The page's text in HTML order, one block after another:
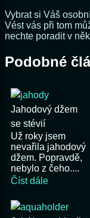
Vybrat si Váš
Vést vás při tom
nechte poradit v
Podobné
Jahodový džem
se stévií
Už roky jsem
nevařila jahodový
džem. Popravdě,
nebylo z čeho....
Číst dále